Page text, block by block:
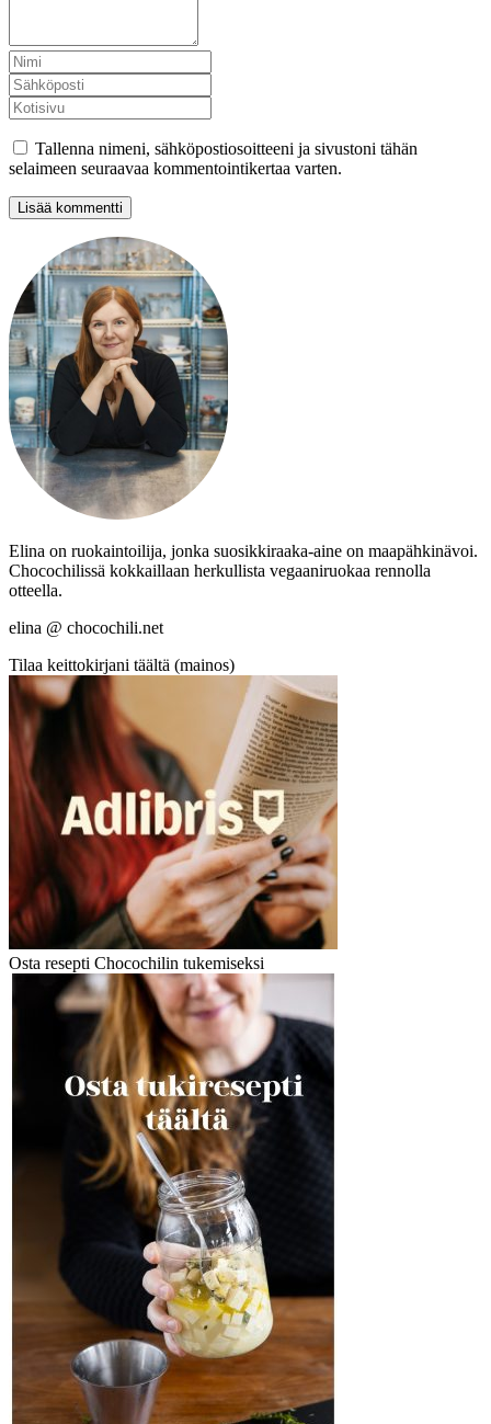
Tallenna nimeni, sähköpostiosoitteeni ja sivustoni tähän
selaimeen seuraavaa kommentointikertaa varten.
Elina on ruokaintoilija, jonka suosikkiraaka-aine on maapähkinävoi.
Chocochilissä kokkaillaan herkullista vegaaniruokaa rennolla
otteella.
elina @ chocochili.net
Tilaa keittokirjani täältä (mainos)
Osta resepti Chocochilin tukemiseksi